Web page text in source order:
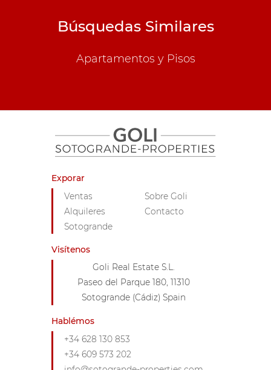
Búsquedas Similares
Apartamentos y Pisos
Exporar
Ventas
Alquileres
Sotogrande
Sobre Goli
Contacto
Visítenos
Goli Real Estate S.L.
Paseo del Parque 180, 11310
Sotogrande (Cádiz) Spain
Hablémos
+34 628 130 853
+34 609 573 202